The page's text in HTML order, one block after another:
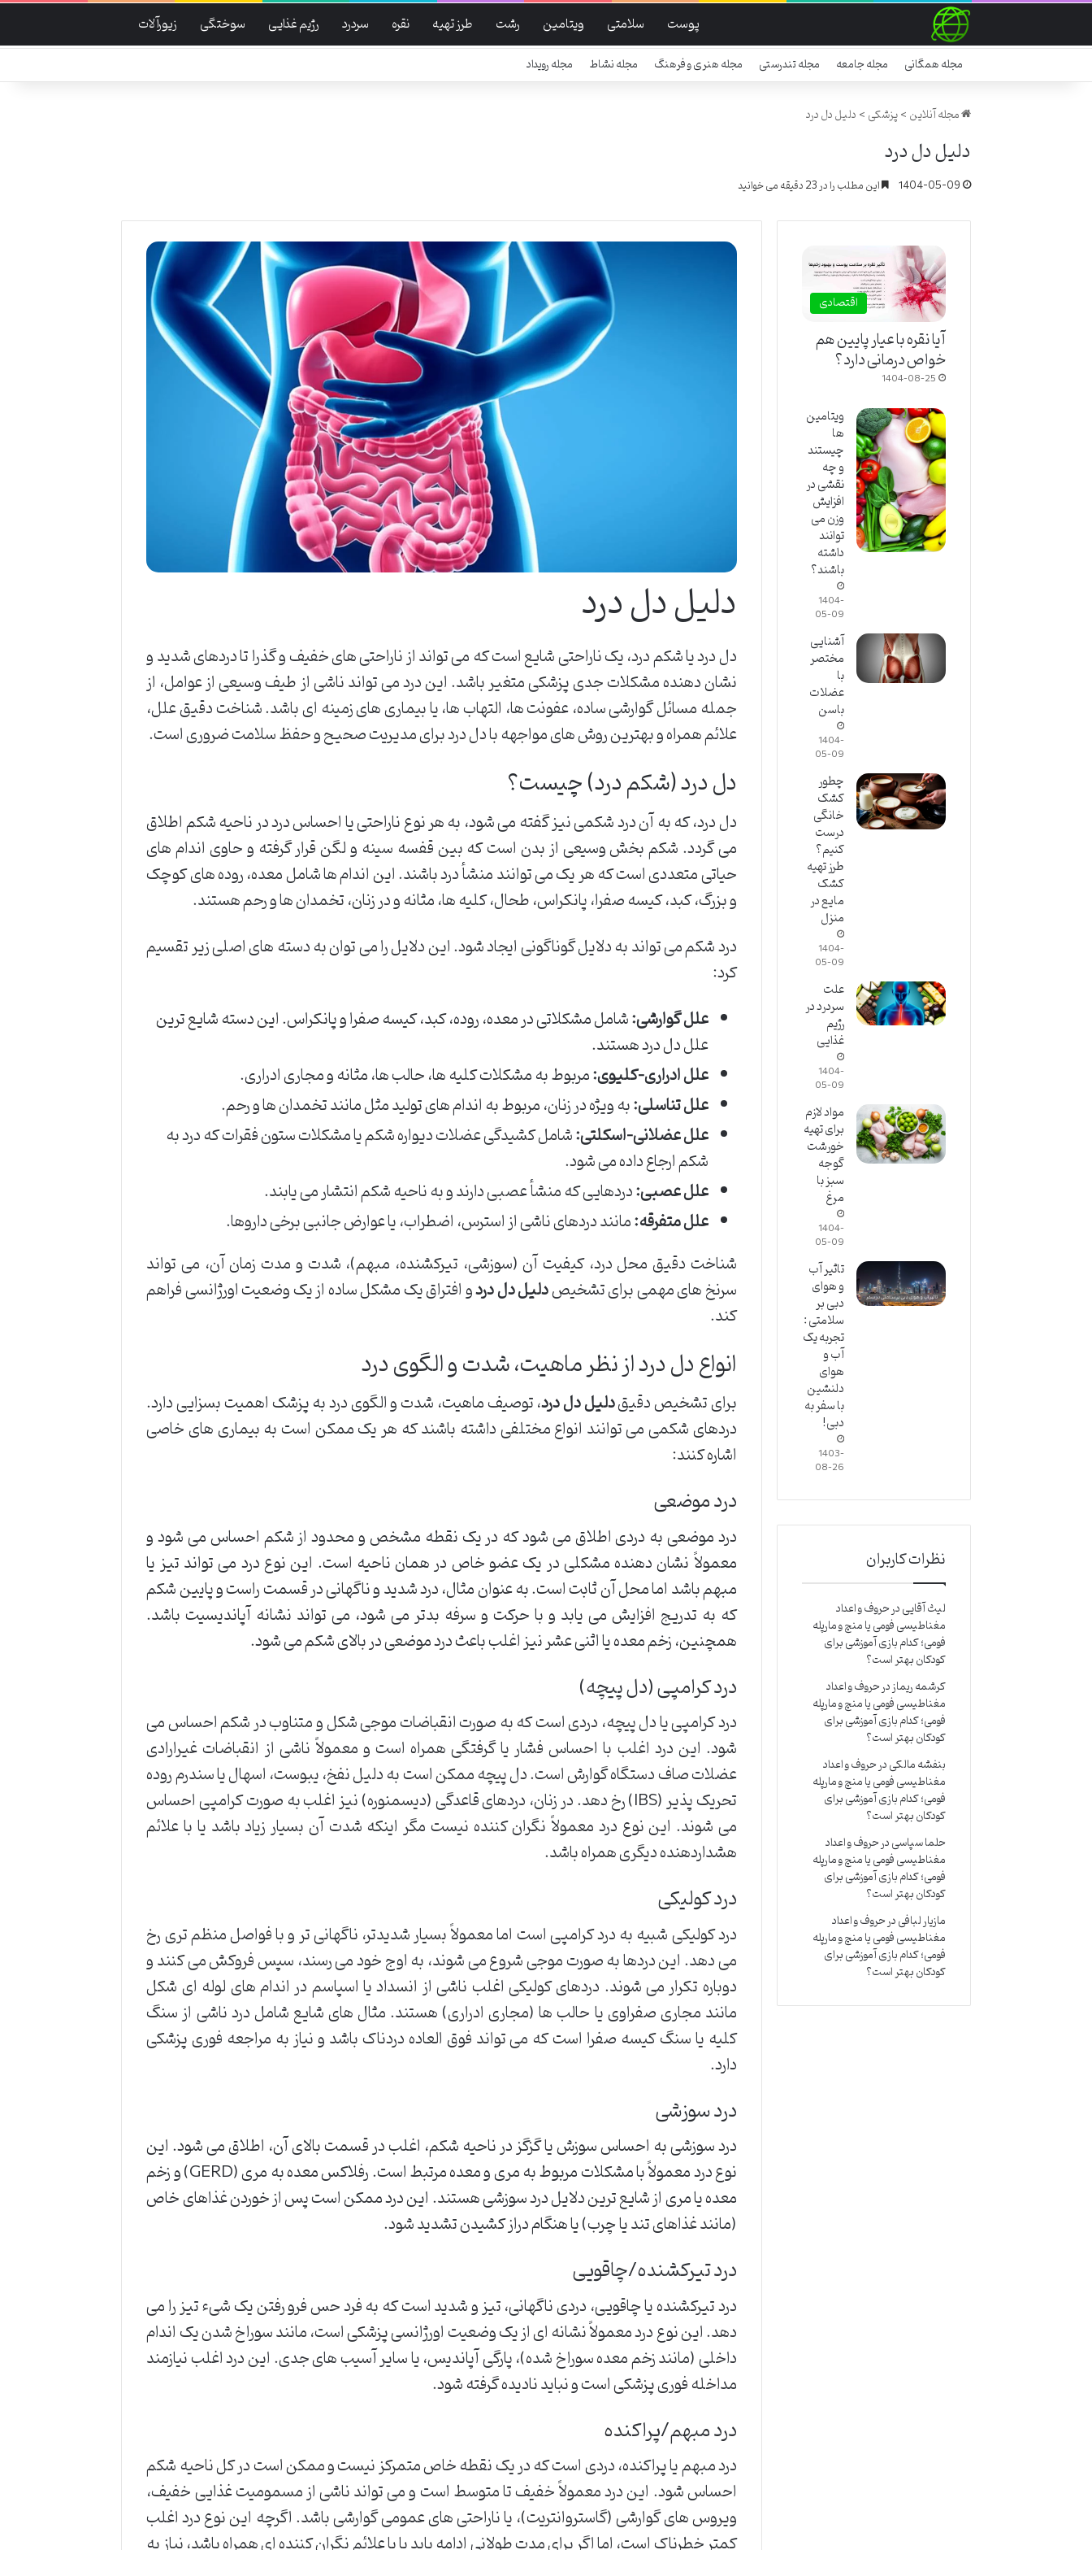
پوست سلامتی ویتامین رشت طرز تهیه نقره سردرد رژیم غذایی سوختگی زیورآلات
مجله همگانی مجله جامعه مجله تندرستی مجله هنری و فرهنگ مجله نشاط مجله رویداد
مجله آنلاین>پزشکی>دلیل دل درد
دلیل دل درد
1404-05-09 این مطلب را در 23 دقیقه می خوانید
دلیل دل درد
دل درد یا شکم درد، یک ناراحتی شایع است که می تواند از ناراحتی های خفیف و گذرا تا دردهای شدید و
نشان دهنده مشکلات جدی پزشکی متغیر باشد. این درد می تواند ناشی از طیف وسیعی از عوامل، از
جمله مسائل گوارشی ساده، عفونت ها، التهاب ها، یا بیماری های زمینه ای باشد. شناخت دقیق علل،
علائم همراه و بهترین روش های مواجهه با دل درد برای مدیریت صحیح و حفظ سلامت ضروری است.
دل درد (شکم درد) چیست؟
دل درد، که به آن درد شکمی نیز گفته می شود، به هر نوع ناراحتی یا احساس درد در ناحیه شکم اطلاق
می گردد. شکم بخش وسیعی از بدن است که بین قفسه سینه و لگن قرار گرفته و حاوی اندام های
حیاتی متعددی است که هر یک می توانند منشأ درد باشند. این اندام ها شامل معده، روده های کوچک
و بزرگ، کبد، کیسه صفرا، پانکراس، طحال، کلیه ها، مثانه و در زنان، تخمدان ها و رحم هستند.
درد شکم می تواند به دلایل گوناگونی ایجاد شود. این دلایل را می توان به دسته های اصلی زیر تقسیم
کرد:
علل گوارشی:شامل مشکلاتی در معده، روده، کبد، کیسه صفرا و پانکراس. این دسته شایع ترین
علل دل درد هستند.
علل ادراری-کلیوی:مربوط به مشکلات کلیه ها، حالب ها، مثانه و مجاری ادراری.
علل تناسلی:به ویژه در زنان، مربوط به اندام های تولید مثل مانند تخمدان ها و رحم.
علل عضلانی-اسکلتی:شامل کشیدگی عضلات دیواره شکم یا مشکلات ستون فقرات که درد به
شکم ارجاع داده می شود.
علل عصبی:دردهایی که منشأ عصبی دارند و به ناحیه شکم انتشار می یابند.
علل متفرقه:مانند دردهای ناشی از استرس، اضطراب، یا عوارض جانبی برخی داروها.
شناخت دقیق محل درد، کیفیت آن (سوزشی، تیرکشنده، مبهم)، شدت و مدت زمان آن، می تواند
سرنخ های مهمی برای تشخیصدلیل دل دردو افتراق یک مشکل ساده از یک وضعیت اورژانسی فراهم
کند.
انواع دل درد از نظر ماهیت، شدت و الگوی درد
برای تشخیص دقیقدلیل دل درد، توصیف ماهیت، شدت و الگوی درد به پزشک اهمیت بسزایی دارد.
دردهای شکمی می توانند انواع مختلفی داشته باشند که هر یک ممکن است به بیماری های خاصی
اشاره کنند:
درد موضعی
درد موضعی به دردی اطلاق می شود که در یک نقطه مشخص و محدود از شکم احساس می شود و
معمولاً نشان دهنده مشکلی در یک عضو خاص در همان ناحیه است. این نوع درد می تواند تیز یا
مبهم باشد اما محل آن ثابت است. به عنوان مثال، درد شدید و ناگهانی در قسمت راست و پایین شکم
که به تدریج افزایش می یابد و با حرکت و سرفه بدتر می شود، می تواند نشانه آپاندیسیت باشد.
همچنین، زخم معده یا اثنی عشر نیز اغلب باعث درد موضعی در بالای شکم می شود.
درد کرامپی (دل پیچه)
درد کرامپی یا دل پیچه، دردی است که به صورت انقباضات موجی شکل و متناوب در شکم احساس می
شود. این درد اغلب با احساس فشار یا گرفتگی همراه است و معمولاً ناشی از انقباضات غیرارادی
عضلات صاف دستگاه گوارش است. دل پیچه ممکن است به دلیل نفخ، یبوست، اسهال یا سندرم روده
تحریک پذیر (IBS) رخ دهد. در زنان، دردهای قاعدگی (دیسمنوره) نیز اغلب به صورت کرامپی احساس
می شوند. این نوع درد معمولاً نگران کننده نیست مگر اینکه شدت آن بسیار زیاد باشد یا با علائم
هشداردهنده دیگری همراه باشد.
درد کولیکی
درد کولیکی شبیه به درد کرامپی است اما معمولاً بسیار شدیدتر، ناگهانی تر و با فواصل منظم تری رخ
می دهد. این دردها به صورت موجی شروع می شوند، به اوج خود می رسند، سپس فروکش می کنند و
دوباره تکرار می شوند. دردهای کولیکی اغلب ناشی از انسداد یا اسپاسم در اندام های لوله ای شکل
مانند مجاری صفراوی یا حالب ها (مجاری ادراری) هستند. مثال های شایع شامل درد ناشی از سنگ
کلیه یا سنگ کیسه صفرا است که می تواند فوق العاده دردناک باشد و نیاز به مراجعه فوری پزشکی
دارد.
درد سوزشی
درد سوزشی به احساس سوزش یا گزگز در ناحیه شکم، اغلب در قسمت بالای آن، اطلاق می شود. این
نوع درد معمولاً با مشکلات مربوط به مری و معده مرتبط است. رفلاکس معده به مری (GERD) و زخم
معده یا مری از شایع ترین دلایل درد سوزشی هستند. این درد ممکن است پس از خوردن غذاهای خاص
(مانند غذاهای تند یا چرب) یا هنگام دراز کشیدن تشدید شود.
درد تیرکشنده/چاقویی
درد تیرکشنده یا چاقویی، دردی ناگهانی، تیز و شدید است که به فرد حس فرو رفتن یک شیء تیز را می
دهد. این نوع درد معمولاً نشانه ای از یک وضعیت اورژانسی پزشکی است، مانند سوراخ شدن یک اندام
داخلی (مانند زخم معده سوراخ شده)، پارگی آپاندیس، یا سایر آسیب های جدی. این درد اغلب نیازمند
مداخله فوری پزشکی است و نباید نادیده گرفته شود.
درد مبهم/پراکنده
درد مبهم یا پراکنده، دردی است که در یک نقطه خاص متمرکز نیست و ممکن است در کل ناحیه شکم
احساس شود. این درد معمولاً خفیف تا متوسط است و می تواند ناشی از مسمومیت غذایی خفیف،
ویروس های گوارشی (گاستروانتریت)، یا ناراحتی های عمومی گوارشی باشد. اگرچه این نوع درد اغلب
اقتصادی
آیا نقره با عیار پایین هم
خواص درمانی دارد؟
1404-08-25
ویتامین
ها
چیستند
و چه
نقشی در
افزایش
وزن می
توانند
داشته
باشند؟
1404-
05-09
آشنایی
مختصر
با
عضلات
باسن
1404-
05-09
چطور
کشک
خانگی
درست
کنیم؟
طرز تهیه
کشک
مایع در
منزل
1404-
05-09
علت
سردرد در
رژیم
غذایی
1404-
05-09
مواد لازم
برای تهیه
خورشت
گوجه
سبز با
مرغ
1404-
05-09
تاثیر آب
و هوای
دبی بر
سلامتی :
تجربه یک
آب و
هوای
دلنشین
با سفر به
دبی!
1403-
08-26
نظرات کاربران
لیث آقاییدرحروف و اعداد
مغناطیسی فومی یا منچ و مارپله
فومی؛ کدام بازی آموزشی برای
کودکان بهتر است؟
کرشمه ریمازدرحروف و اعداد
مغناطیسی فومی یا منچ و مارپله
فومی؛ کدام بازی آموزشی برای
کودکان بهتر است؟
بنفشه مالکیدرحروف و اعداد
مغناطیسی فومی یا منچ و مارپله
فومی؛ کدام بازی آموزشی برای
کودکان بهتر است؟
حلما سپاسیدرحروف و اعداد
مغناطیسی فومی یا منچ و مارپله
فومی؛ کدام بازی آموزشی برای
کودکان بهتر است؟
مازیار لبافیدرحروف و اعداد
مغناطیسی فومی یا منچ و مارپله
فومی؛ کدام بازی آموزشی برای
کودکان بهتر است؟